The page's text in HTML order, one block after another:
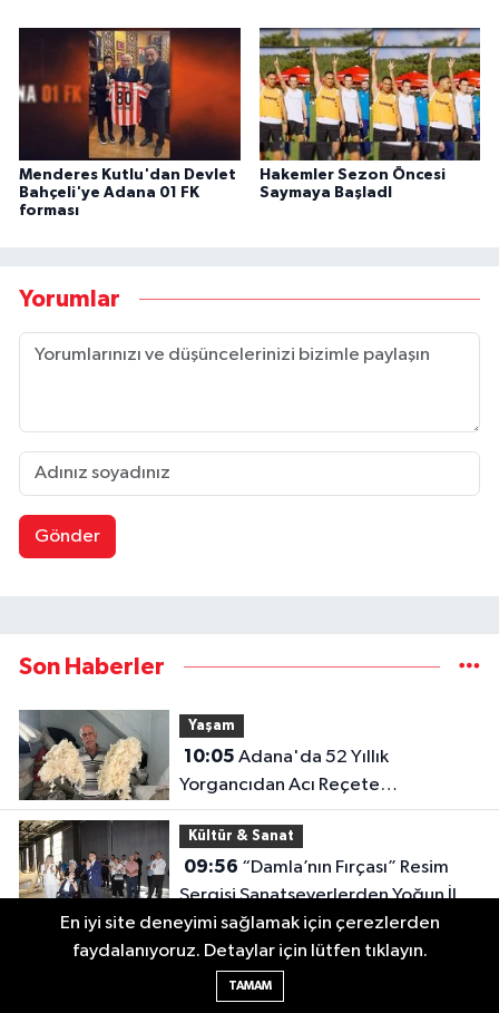
Menderes Kutlu'dan Devlet
Bahçeli'ye Adana 01 FK
forması
Hakemler Sezon Öncesi
Saymaya BaşladI
Yorumlar
Gönder
Son Haberler
Yaşam
10:05
Yorgancıdan Acı Reçete
"Mesleğimiz Yok Olma Noktasına
Geldi"
Kültür & Sanat
09:56
Sergisi Sanatseverlerden Yoğun İlgi
Gördü
Asayiş
09:32Adana Jandarması Silah ve
Bireysel Silahlanmaya Karşı Sahada
En iyi site deneyimi sağlamak için çerezlerden
faydalanıyoruz. Detaylar için lütfen tıklayın.
TAMAM